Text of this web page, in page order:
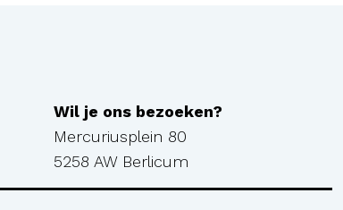
Wil je ons bezoeken?
Mercuriusplein 80
5258 AW Berlicum